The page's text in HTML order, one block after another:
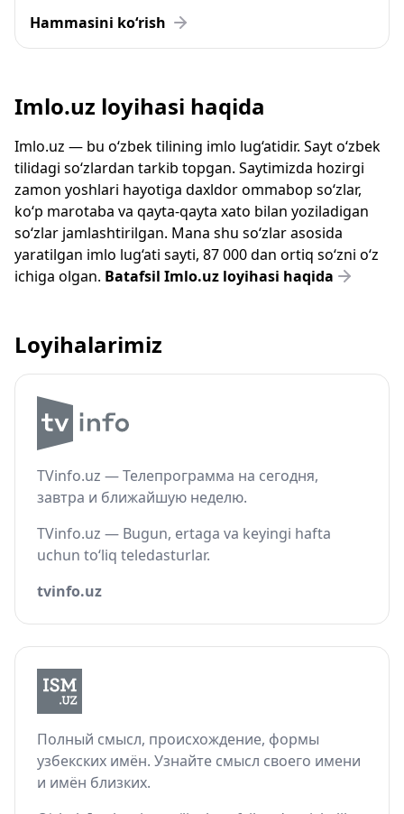
Hammasini ko‘rish
Imlo.uz loyihasi haqida
Imlo.uz — bu o‘zbek tilining imlo lug‘atidir. Sayt o‘zbek
tilidagi so‘zlardan tarkib topgan. Saytimizda hozirgi
zamon yoshlari hayotiga daxldor ommabop so‘zlar,
ko‘p marotaba va qayta-qayta xato bilan yoziladigan
so‘zlar jamlashtirilgan. Mana shu so‘zlar asosida
yaratilgan imlo lug‘ati sayti, 87 000 dan ortiq so‘zni o‘z
ichiga olgan. Batafsil Imlo.uz loyihasi haqida
Loyihalarimiz
TVinfo.uz — Телепрограмма на сегодня,
завтра и ближайшую неделю.
TVinfo.uz — Bugun, ertaga va keyingi hafta
uchun to‘liq teledasturlar.
tvinfo.uz
Полный смысл, происхождение, формы
узбекских имён. Узнайте смысл своего имени
и имён близких.